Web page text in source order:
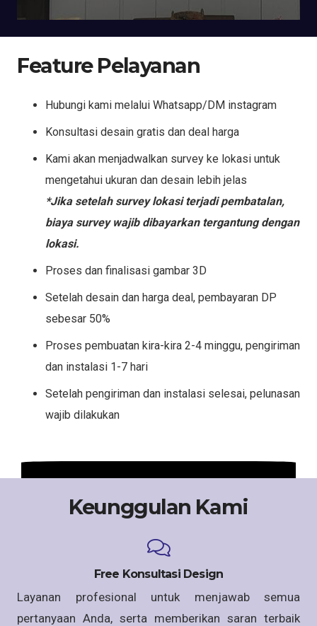
Feature Pelayanan
Hubungi kami melalui Whatsapp/DM instagram
Konsultasi desain gratis dan deal harga
Kami akan menjadwalkan survey ke lokasi untuk
mengetahui ukuran dan desain lebih jelas
*Jika setelah survey lokasi terjadi pembatalan,
biaya survey wajib dibayarkan tergantung dengan
lokasi.
Proses dan finalisasi gambar 3D
Setelah desain dan harga deal, pembayaran DP
sebesar 50%
Proses pembuatan kira-kira 2-4 minggu, pengiriman
dan instalasi 1-7 hari
Setelah pengiriman dan instalasi selesai, pelunasan
wajib dilakukan
Keunggulan Kami
Free Konsultasi Design
Layanan profesional untuk menjawab semua
pertanyaan Anda, serta memberikan saran terbaik